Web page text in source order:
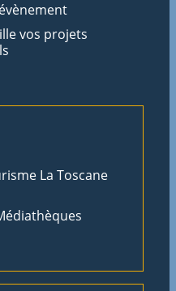
vos projets
La Toscane